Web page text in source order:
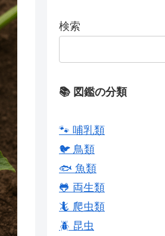
検索
📚 図鑑の分類
🐾 哺乳類
🐦 鳥類
🐟 魚類
🐸 両生類
🦎 爬虫類
🪲 昆虫